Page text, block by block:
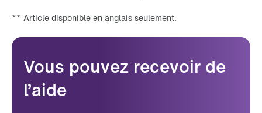
** Article disponible en anglais seulement.
Vous pouvez recevoir de
l’aide